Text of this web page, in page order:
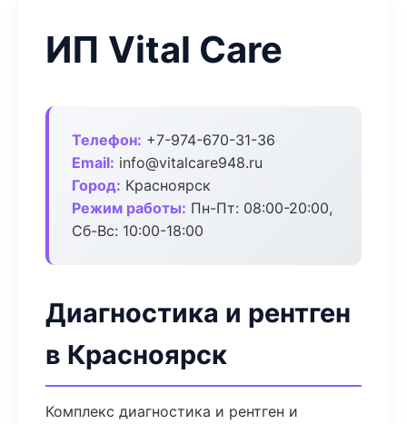
ИП Vital Care
Телефон: +7-974-670-31-36
Email: info@vitalcare948.ru
Город: Красноярск
Режим работы: Пн-Пт: 08:00-20:00,
Сб-Вс: 10:00-18:00
Диагностика и рентген
в Красноярск
Комплекс диагностика и рентген и